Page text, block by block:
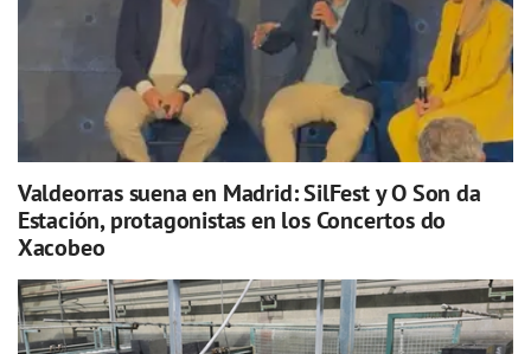
Valdeorras suena en Madrid: SilFest y O Son da
Estación, protagonistas en los Concertos do
Xacobeo